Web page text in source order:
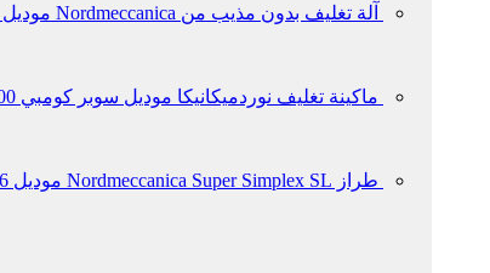
آلة تغليف بدون مذيب من Nordmeccanica موديل Super Simplex SL عام 2012
ماكينة تغليف نوردميكانيكا موديل سوبر كومبي 3000 سنة 2006
طراز Nordmeccanica Super Simplex SL موديل 2006